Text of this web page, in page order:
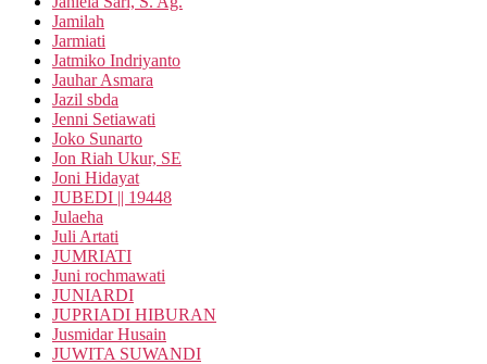
Jamilah
Jarmiati
Jatmiko Indriyanto
Jauhar Asmara
Jazil sbda
Jenni Setiawati
Joko Sunarto
Jon Riah Ukur, SE
Joni Hidayat
JUBEDI || 19448
Julaeha
Juli Artati
JUMRIATI
Juni rochmawati
JUNIARDI
JUPRIADI HIBURAN
Jusmidar Husain
JUWITA SUWANDI